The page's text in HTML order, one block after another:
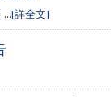
[詳全文]